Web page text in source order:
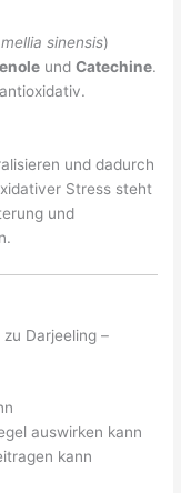
sinensis)
undCatechine.
und dadurch
Stress steht
und
Darjeeling –
auswirken kann
kann